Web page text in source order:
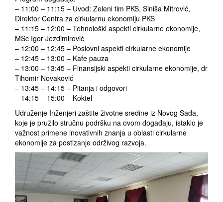
– 11:00 – 11:15 – Uvod: Zeleni tim PKS, Siniša Mitrović,
Direktor Centra za cirkularnu ekonomiju PKS
– 11:15 – 12:00 – Tehnološki aspekti cirkularne ekonomije,
MSc Igor Jezdimirović
– 12:00 – 12:45 – Poslovni aspekti cirkularne ekonomije
– 12:45 – 13:00 – Kafe pauza
– 13:00 – 13:45 – Finansijski aspekti cirkularne ekonomije, dr
Tihomir Novaković
– 13:45 – 14:15 – Pitanja i odgovori
– 14:15 – 15:00 – Koktel
Udruženje Inženjeri zaštite životne sredine iz Novog Sada,
koje je pružilo stručnu podršku na ovom događaju, istaklo je
važnost primene inovativnih znanja u oblasti cirkularne
ekonomije za postizanje održivog razvoja.